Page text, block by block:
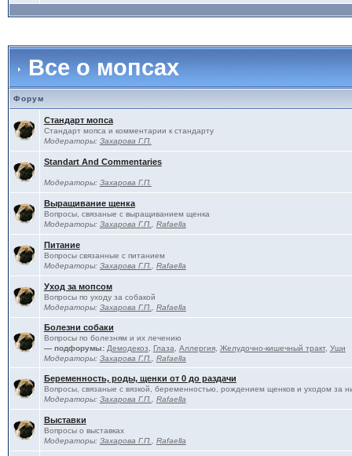
Все о мопсах
Форум
Стандарт мопса
Стандарт мопса и комментарии к стандарту
Модераторы: Захарова Г.П.
Standart And Commentaries
Модераторы: Захарова Г.П.
Выращивание щенка
Вопросы, связаные с выращиванием щенка
Модераторы: Захарова Г.П. Rafaella
Питание
Вопросы связанные с питанием
Модераторы: Захарова Г.П. Rafaella
Уход за мопсом
Вопросы по уходу за собакой
Модераторы: Захарова Г.П. Rafaella
Болезни собаки
Вопросы по болезням и их лечению
— подфорумы: Демодекоз Глаза Аллергия, Желудочно-кишечный тракт, Уши
Модераторы: Захарова Г.П. Rafaella
Беременность, роды, щенки от 0 до раздачи
Вопросы, связаные с вязкой, беременностью, рождением щенков и уходом за
Модераторы: Захарова Г.П. Rafaella
Выставки
Вопросы о выставках
Модераторы: Захарова Г.П. Rafaella